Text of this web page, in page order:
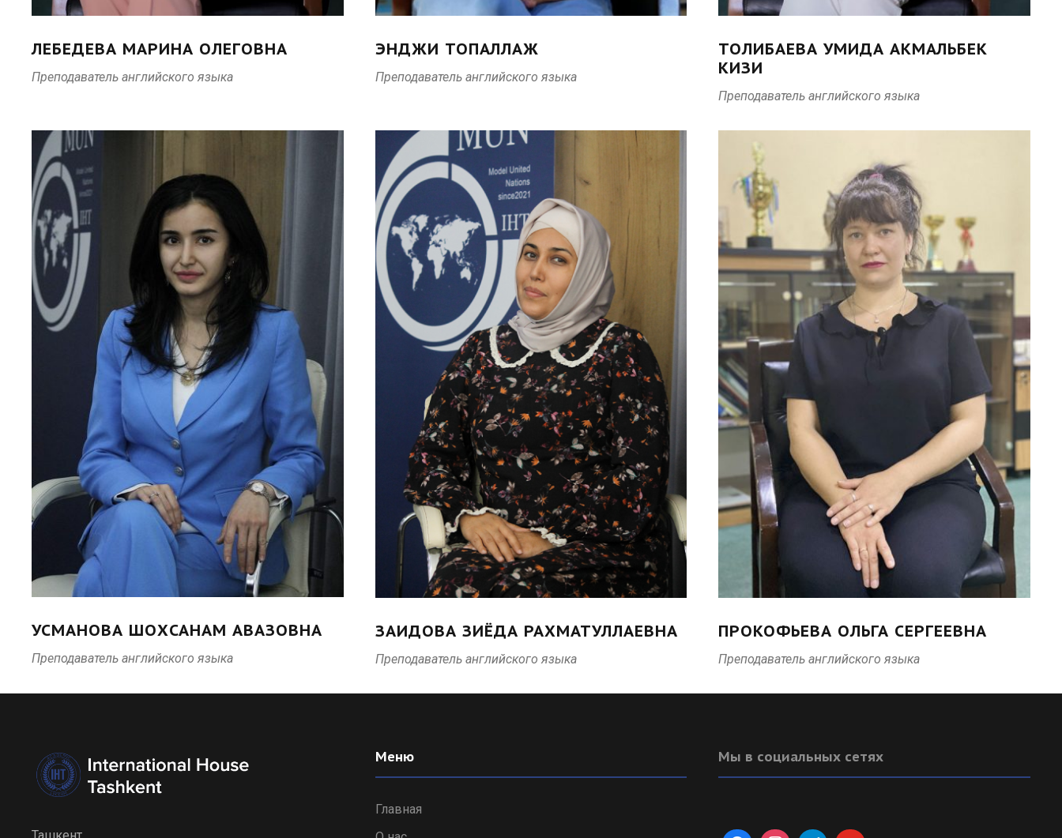
ЛЕБЕДЕВА МАРИНА ОЛЕГОВНА
Преподаватель английского языка
ЭНДЖИ ТОПАЛЛАЖ
Преподаватель английского языка
ТОЛИБАЕВА УМИДА АКМАЛЬБЕК
КИЗИ
Преподаватель английского языка
УСМАНОВА ШОХСАНАМ АВАЗОВНА
Преподаватель английского языка
ЗАИДОВА ЗИЁДА РАХМАТУЛЛАЕВНА
Преподаватель английского языка
ПРОКОФЬЕВА ОЛЬГА СЕРГЕЕВНА
Преподаватель английского языка
Меню
Главная
Мы в социальных сетях